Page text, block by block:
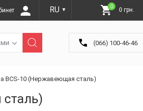
RU ▼
0 0 грн.
(066) 100-46-46
BCS-10 (Нержавеющая сталь)